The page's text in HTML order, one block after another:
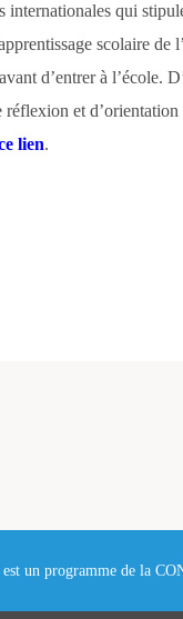
internationales qui
scolaire de
d’entrer à l’école.
réflexion et
lien.
un programme de la